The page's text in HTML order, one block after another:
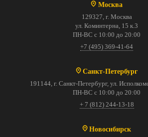
Москва
129327, г. Москва
ул. Коминтерна, 15 к.3
ПН-ВС с 10:00 до 20:00
+7 (495) 369-41-64
Санкт-Петербург
191144, г. Санкт-Петербург, ул.
ПН-ВС с 10:00 до 20:00
+ 7 (812) 244-13-18
Новосибирск